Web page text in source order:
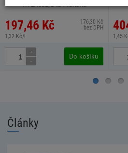
WPZA032, 2 ks v kartonu
197,46 Kč
1,32 Kč/l
176,30 Kč
bez DPH
+
-
Do košíku
1,45
Články